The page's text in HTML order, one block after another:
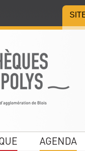
AGENDA